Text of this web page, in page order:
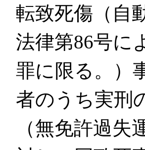
転致死傷（自
法律第86号に
罪に限る。）
者のうち実刑
（無免許過